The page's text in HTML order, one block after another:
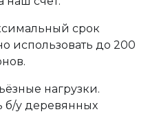
срок
использовать до 200
нагрузки.
б/у деревянных